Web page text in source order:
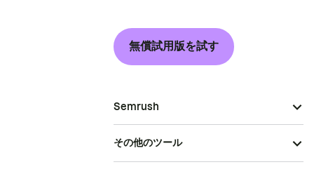
無償試用版を試す
Semrush
その他のツール